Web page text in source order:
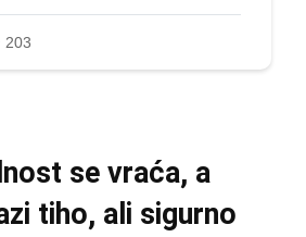
se vraća, a
tiho, ali sigurno